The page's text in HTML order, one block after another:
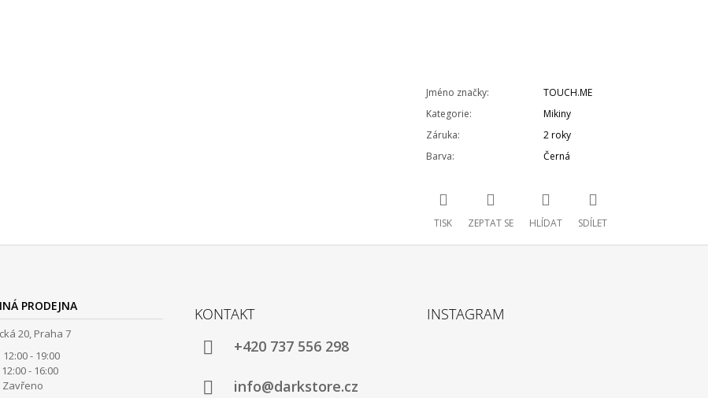
Jméno značky:
TOUCH.ME
Kategorie:
Mikiny
Záruka:
2 roky
Barva: Černá
TISK ZEPTAT SE HLÍDAT SDÍLET
PRODEJNA
20, Praha 7
- 19:00
- 16:00
KONTAKT
+420 737 556 298
info@darkstore.cz
INSTAGRAM